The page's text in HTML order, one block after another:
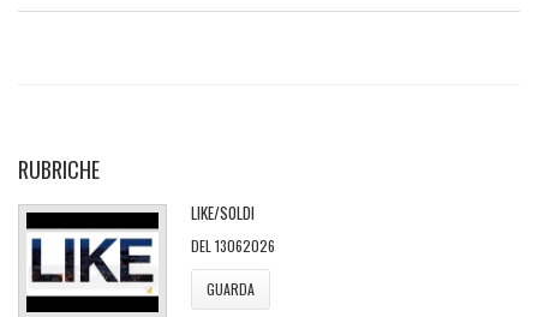
RUBRICHE
LIKE/SOLDI
DEL 13062026
GUARDA